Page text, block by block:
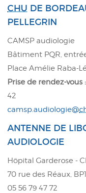
CHU DE
PELLEGRIN
CAMSP audiologie
Bâtiment PQR,
Place Amélie Raba-
Prise de rendez-vous :
42
camsp.audiologie@
ANTENNE DE
AUDIOLOGIE
Höpital Garderose -
70 rue des Réaux,
05 56 79 47 72